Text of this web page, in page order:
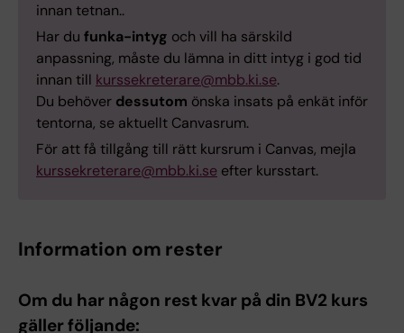
innan tetnan..
Har du funka-intyg och vill ha särskild
anpassning, måste du lämna in ditt intyg i god tid
innan till kurssekreterare@mbb.ki.se.
Du behöver dessutom önska insats på enkät inför
tentorna, se aktuellt Canvasrum.
För att få tillgång till rätt kursrum i Canvas, mejla
kurssekreterare@mbb.ki.se efter kursstart.
Information om rester
Om du har någon rest kvar på din BV2 kurs
gäller följande: